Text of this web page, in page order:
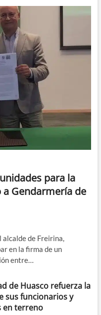
para la
Gendarmería de
alcalde de Freirina,
en la firma de un
entre…
de Huasco refuerza la
sus funcionarios y
en terreno